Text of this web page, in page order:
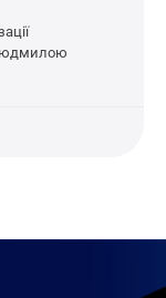
Людмилою